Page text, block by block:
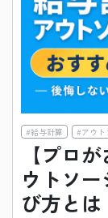
#給与計算 #アウ
【プロ
ウトソ
び方とは